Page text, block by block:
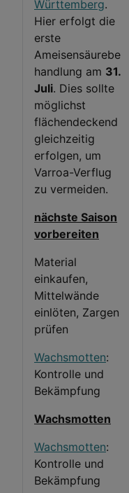
Württemberg.
Hier erfolgt die
erste
Ameisensäurebe
handlung am 31.
Juli. Dies sollte
möglichst
flächendeckend
gleichzeitig
erfolgen, um
Varroa-Verflug
zu vermeiden.
nächste Saison
vorbereiten
Material
einkaufen,
Mittelwände
einlöten, Zargen
prüfen
Wachsmotten:
Kontrolle und
Bekämpfung
Wachsmotten
Wachsmotten:
Kontrolle und
Bekämpfung